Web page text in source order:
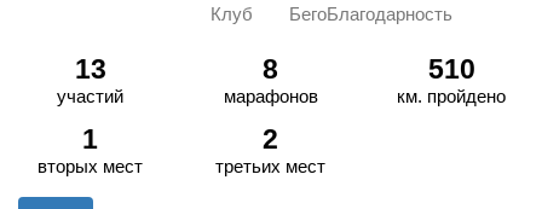
Клуб
БегоБлагодарность
13
участий
8
марафонов
510
км. пройдено
1
вторых мест
2
третьих мест